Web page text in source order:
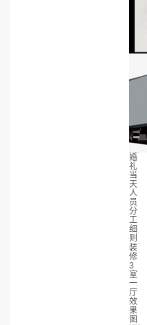
婚
礼
当
天
人
员
分
工
细
则
装
修
3
室
一
厅
效
果
图